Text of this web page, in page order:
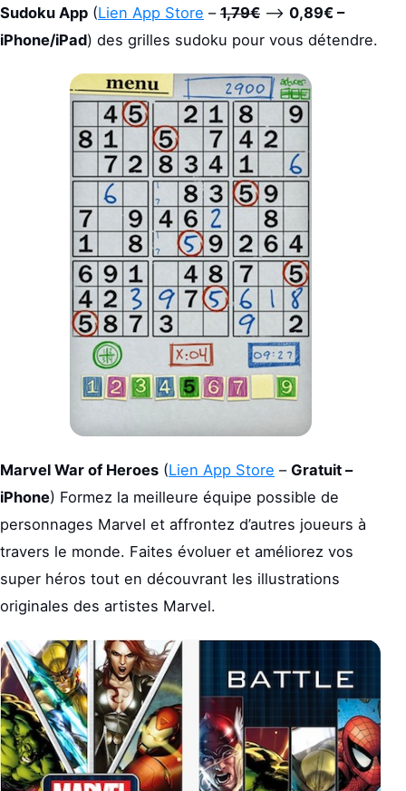
Sudoku App (Lien App Store – 1,79€ –> 0,89€ –
iPhone/iPad) des grilles sudoku pour vous détendre.
Marvel War of Heroes (Lien App Store – Gratuit –
iPhone) Formez la meilleure équipe possible de
personnages Marvel et affrontez d’autres joueurs à
travers le monde. Faites évoluer et améliorez vos
super héros tout en découvrant les illustrations
originales des artistes Marvel.